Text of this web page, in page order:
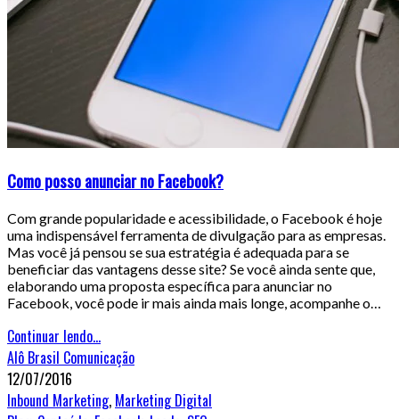
Como posso anunciar no Facebook?
Com grande popularidade e acessibilidade, o Facebook é hoje
uma indispensável ferramenta de divulgação para as empresas.
Mas você já pensou se sua estratégia é adequada para se
beneficiar das vantagens desse site? Se você ainda sente que,
elaborando uma proposta específica para anunciar no
Facebook, você pode ir mais ainda mais longe, acompanhe o…
Continuar lendo...
Alô Brasil Comunicação
12/07/2016
Inbound Marketing, Marketing Digital